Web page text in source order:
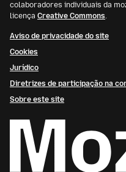
colaboradores individuais da
licença Creative Commons.
Aviso de privacidade do site
Cookies
Jurídico
Diretrizes de participação na
Sobre este site